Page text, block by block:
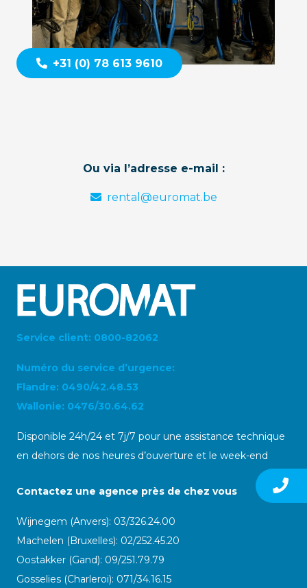
+31 (0) 78 613 9610
Ou via l’adresse e-mail :
rental@euromat.be
Service client: 0800-82062
Numéro du service d’urgence:
Flandre: 0490/42.48.53
Wallonie: 0476/30.64.62
Disponible 24h/24 et 7j/7 pour une assistance technique
en dehors de nos heures d’ouverture et le week-end
Contactez une agence près de chez vous
Wijnegem (Anvers): 03/326.24.00
Machelen (Bruxelles): 02/252.45.20
Oostakker (Gand): 09/251.79.79
Gosselies (Charleroi): 071/34.16.15